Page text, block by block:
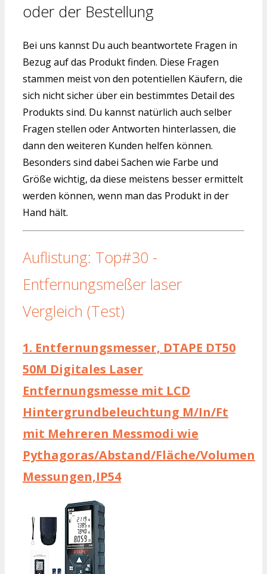
oder der Bestellung
Bei uns kannst Du auch beantwortete Fragen in
Bezug auf das Produkt finden. Diese Fragen
stammen meist von den potentiellen Käufern, die
sich nicht sicher über ein bestimmtes Detail des
Produkts sind. Du kannst natürlich auch selber
Fragen stellen oder Antworten hinterlassen, die
dann den weiteren Kunden helfen können.
Besonders sind dabei Sachen wie Farbe und
Größe wichtig, da diese meistens besser ermittelt
werden können, wenn man das Produkt in der
Hand hält.
Auflistung: Top#30 -
Entfernungsmeßer laser
Vergleich (Test)
1. Entfernungsmesser, DTAPE DT50
50M Digitales Laser
Entfernungsmesse mit LCD
Hintergrundbeleuchtung M/In/Ft
mit Mehreren Messmodi wie
Pythagoras/Abstand/Fläche/Volumen
Messungen,IP54